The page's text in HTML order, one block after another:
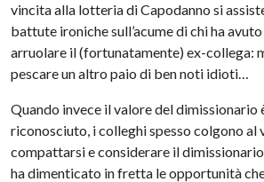
vincita alla lotteria di Capodanno si
battute ironiche sull’acume di chi ha
arruolare il (fortunatamente) ex-collega:
pescare un altro paio di ben noti idioti…
Quando invece il valore del dimissionario
riconosciuto, i colleghi spesso colgono al
compattarsi e considerare il
ha dimenticato in fretta le opportunità